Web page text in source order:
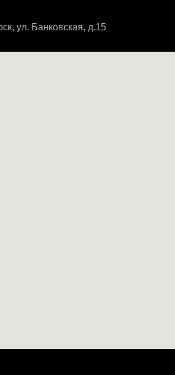
ул. Банковская, д.15